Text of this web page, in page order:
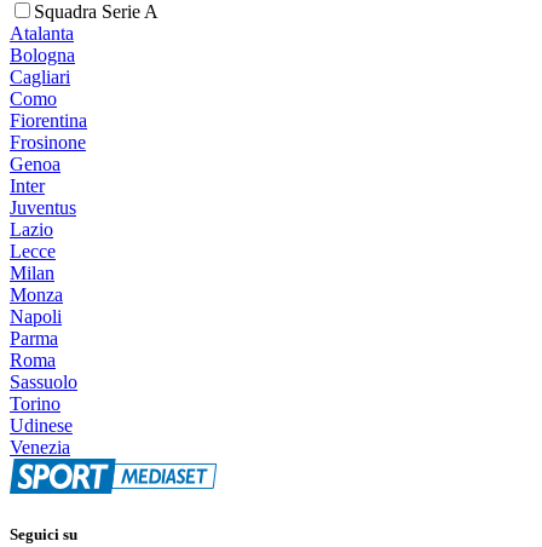
Squadra Serie A
Atalanta
Bologna
Cagliari
Como
Fiorentina
Frosinone
Genoa
Inter
Juventus
Lazio
Lecce
Milan
Monza
Napoli
Parma
Roma
Sassuolo
Torino
Udinese
Venezia
Seguici su